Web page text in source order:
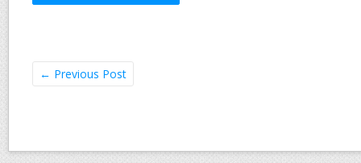
← Previous Post